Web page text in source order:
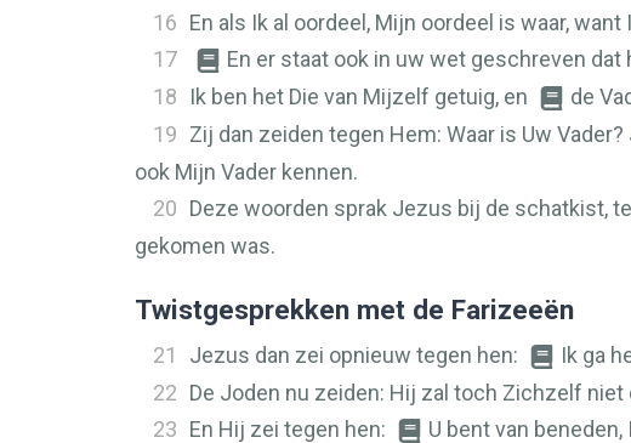
16 En als Ik al oordeel, Mijn oordeel is waar,
17
En er staat ook in uw wet geschreven
18
Ik ben het Die van Mijzelf getuig, en
de
19 Zij dan zeiden tegen Hem: Waar is Uw
ook Mijn Vader kennen.
20 Deze woorden sprak Jezus bij de schatkist,
gekomen was.
Twistgesprekken met de Farizeeën
21 Jezus dan zei opnieuw tegen hen:
Ik ga
22 De Joden nu zeiden: Hij zal toch Zichzelf
23 En Hij zei tegen hen:
U bent van